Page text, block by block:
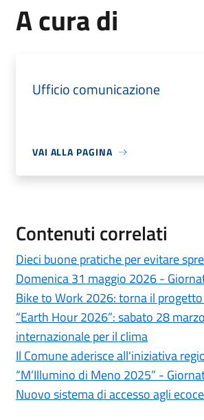
A cura di
Ufficio comunicazione
VAI ALLA PAGINA
Contenuti correlati
Dieci buone pratiche per evitare
Domenica 31 maggio 2026 -
Bike to Work 2026: torna il
“Earth Hour 2026”: sabato 28
internazionale per il clima
Il Comune aderisce all'iniziativa
“M’Illumino di Meno 2025” -
Nuovo sistema di accesso agli